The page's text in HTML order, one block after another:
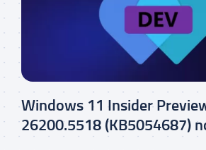
Windows 11 Insider
26200.5518 (KB5054687)